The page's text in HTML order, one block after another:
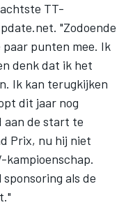
TT-
"Zodoende
punten mee. Ik
denk dat ik het
Ik kan terugkijken
dit jaar nog
aan de start te
Prix, nu hij niet
kampioenschap.
als de